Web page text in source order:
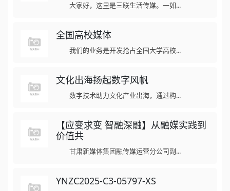
大家好，这里是三联生活传媒。一如...
全国高校媒体
我们的业务是开发抢占全国大学高校...
文化出海扬起数字风帆
数字技术助力文化产业出海，通过构...
【应变求变 智融深融】从融媒实践到
价值共
甘肃新媒体集团融传媒运营分公司副...
YNZC2025-C3-05797-XS